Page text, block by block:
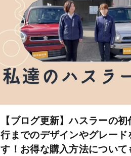
【ブログ更新】ハスラーの
行までのデザインやグレード
す！お得な購入方法について